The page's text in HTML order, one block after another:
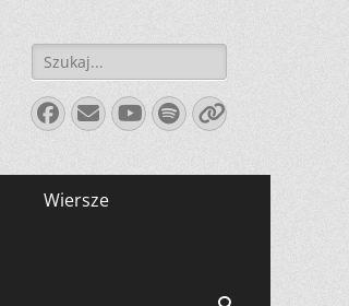
Szukaj:
Facebook
E-
mail
YouTube
Spotify
Link
Wiersze